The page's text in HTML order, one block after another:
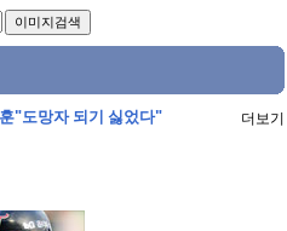
"도망자 되기 싫었다" 더보기